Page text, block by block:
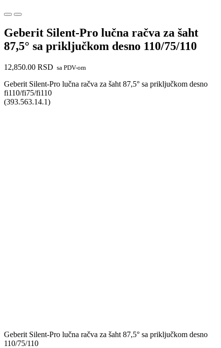
Geberit Silent-Pro lučna račva za šaht
87,5° sa priključkom desno 110/75/110
12,850.00 RSD sa PDV-om
Geberit Silent-Pro lučna račva za šaht 87,5° sa priključkom desno
fi110/fi75/fi110
(393.563.14.1)
Geberit Silent-Pro lučna račva za šaht 87,5° sa priključkom desno
110/75/110